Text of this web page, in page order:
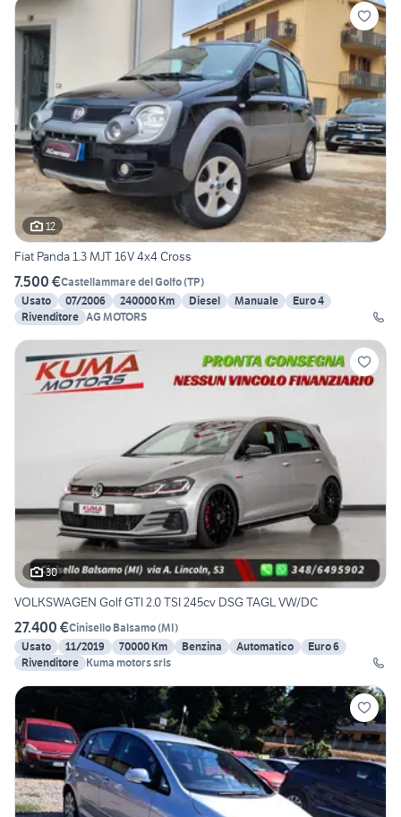
12
Fiat Panda 1.3 MJT 16V 4x4 Cross
7.500 €Castellammare del Golfo(TP)
Usato
07/2006 240000 Km Diesel Manuale
Euro 4
Rivenditore AG MOTORS
30
VOLKSWAGEN Golf GTI 2.0 TSI 245cv DSG TAGL VW/DC
27.400 €Cinisello Balsamo(MI)
Usato
11/2019 70000 Km Benzina Automatico
Euro 6
Rivenditore Kuma motors srls